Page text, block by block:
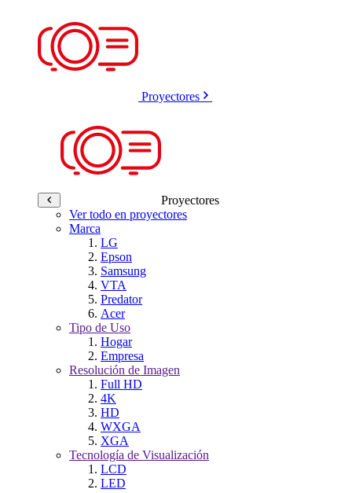
Proyectores
Proyectores
Ver todo en proyectores
Marca
LG
Epson
Samsung
VTA
Predator
Acer
Tipo de Uso
Hogar
Empresa
Resolución de Imagen
Full HD
4K
HD
WXGA
XGA
Tecnología de Visualización
LCD
LED